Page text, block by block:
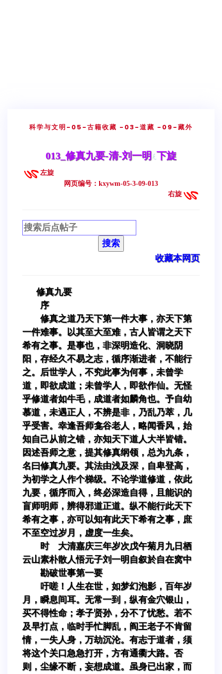
科学与文明-05-古籍收藏 -03-道藏 -09-藏外
013_修真九要-清-刘一明 下旋
左旋
网页编号：kxywm-05-3-09-013
右旋
搜索
收藏本网页
修真九要
序
修真之道乃天下第一件大事，亦天下第
一件难事。以其至大至难，古人皆谓之天下
希有之事。是事也，非深明造化、洞晓阴
阳，存经久不易之志，循序渐进者，不能行
之。后世学人，不究此事为何事，未曾学
道，即欲成道；未曾学人，即欲作仙。无怪
乎修道者如牛毛，成道者如麟角也。予自幼
慕道，未遇正人，不辨是非，乃乱乃萃，几
乎受害。幸逢吾师龛谷老人，略闻香风，始
知自己从前之错，亦知天下道人大半皆错。
因述吾师之意，提其修真纲领，总为九条，
名曰修真九要。其法由浅及深，自卑登高，
为初学之人作个梯级。不论学道修道，依此
九要，循序而入，终必深造自得，且能识的
盲师明师，辨得邪道正道。纵不能行此天下
希有之事，亦可以知有此天下希有之事，庶
不至空过岁月，虚度一生矣。
时 大清嘉庆三年岁次戊午菊月九日栖
云山素朴散人悟元子刘一明自叙於自在窝中
勘破世事第一要
吁嗟！人生在世，如梦幻泡影，百年岁
月，瞬息间耳。无常一到，纵有金穴银山，
买不得性命；孝子贤孙，分不了忧愁。若不
及早打点，临时手忙脚乱，阎王老子不肯留
情，一失人身，万劫沉沦。有志于道者，须
将这个关口急急打开，方有通衢大路。否
则，尘缘不断，妄想成道。虽身已出家，而